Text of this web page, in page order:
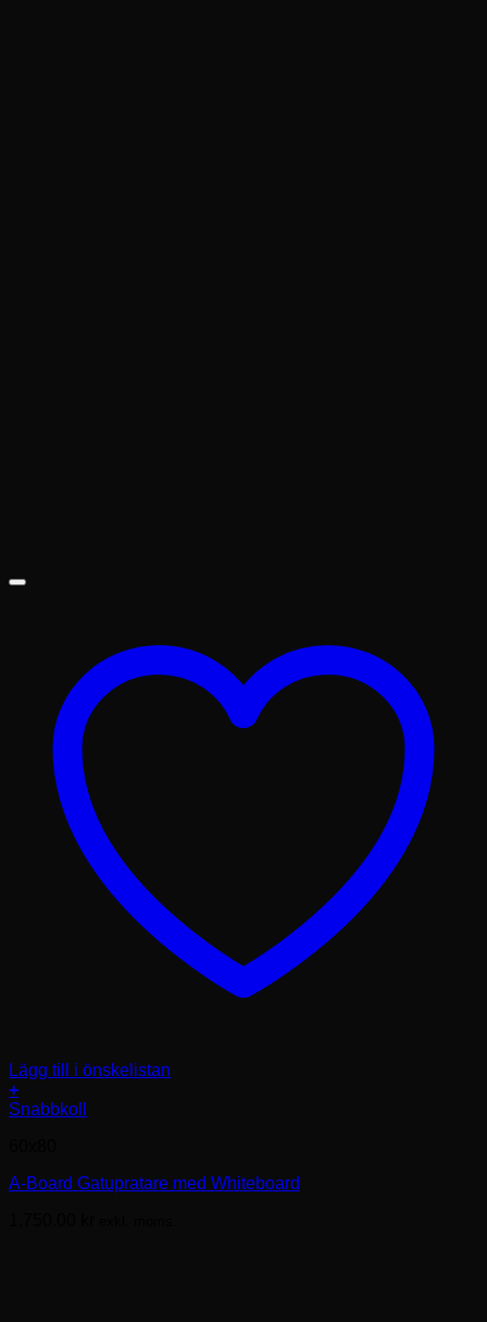
Lägg till i önskelistan
+
Snabbkoll
A-Board Gatupratare med Whiteboard